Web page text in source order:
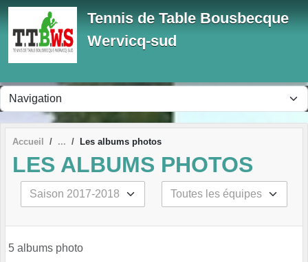
Tennis de Table Bousbecque
Wervicq-sud
Accueil Les albums photos
LES ALBUMS PHOTOS
5 albums photo
Panneau de gestion des cookies